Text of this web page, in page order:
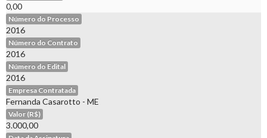
0,00
Número do Processo
2016
Número do Contrato
2016
Número do Edital
2016
Empresa Contratada
Fernanda Casarotto - ME
Valor (R$)
3.000,00